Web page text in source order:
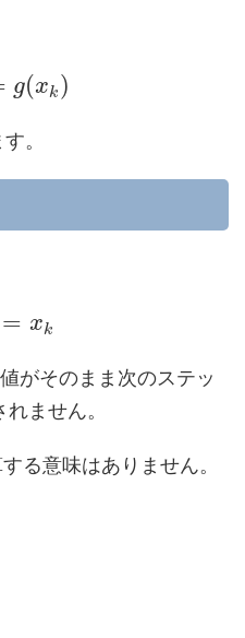
g(xk )
。
= xk
がそのまま次のステッ
ません。
る意味はありません。